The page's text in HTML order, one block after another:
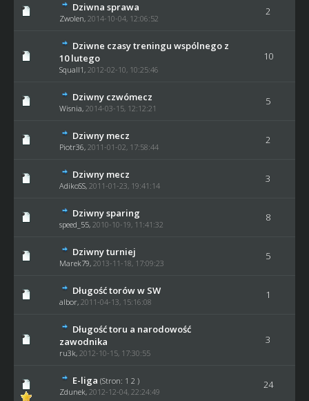
Dziwna sprawa
Zwolen, 2014-10-04, 12:06:52
2
Dziwne czasy treningu wspólnego z
10 lutego
Squall1, 2012-02-10, 10:25:46
10
Dziwny czwómecz
Wisnia, 2014-03-15, 12:12:21
5
Dziwny mecz
Piotr36, 2011-01-02, 17:58:44
2
Dziwny mecz
AdikoSS, 2011-01-23, 19:41:14
3
Dziwny sparing
speed_55, 2010-10-19, 11:41:32
8
Dziwny turniej
Marek79, 2013-11-18, 17:09:23
5
Długość torów w SW
albor, 2011-04-13, 15:16:08
1
Długość toru a narodowość
zawodnika
ru3k, 2012-10-15, 17:30:55
3
E-liga (Stron: 1 2 )
Zdunek, 2012-12-04, 22:24:49
24